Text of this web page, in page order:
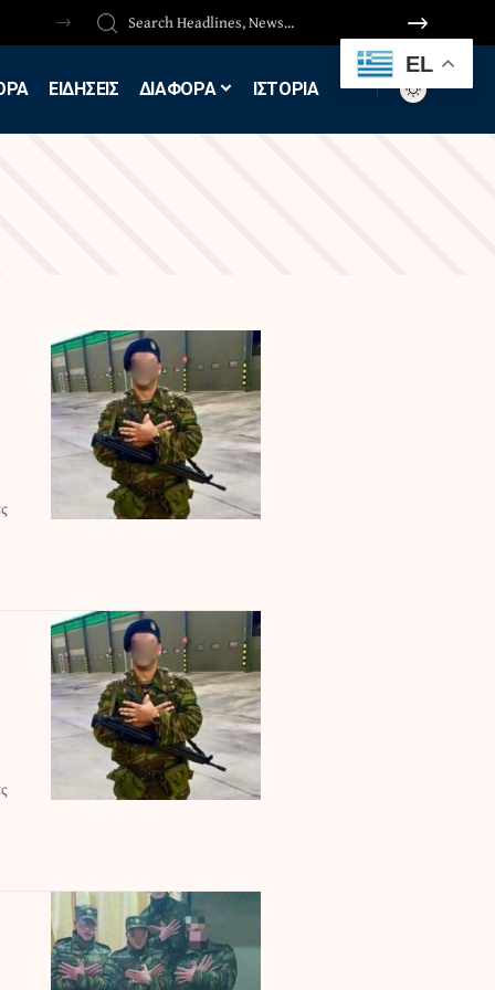
ΕΙΔΗΣΕΙΣ ΔΙΑΦΟΡΑ ΙΣΤΟΡΙΑ
EL